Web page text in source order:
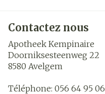
Contactez nous
Apotheek Kempinaire
Doorniksesteenweg 22
8580 Avelgem
Téléphone: 056 64 95 06